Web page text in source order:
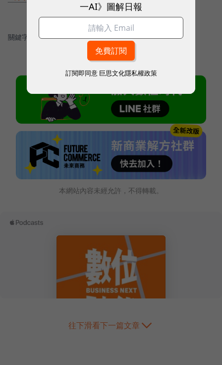
關鍵字： ＃Kickstarter
本網站內容未經允許，不得轉載。
往下滑看下一篇文章
一AI》圖解日報
訂閱即同意 巨思文化隱私權政策